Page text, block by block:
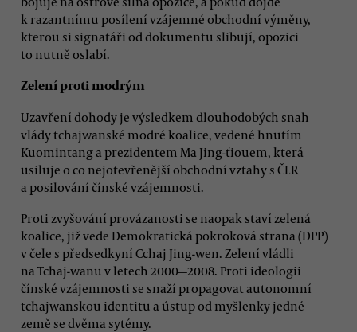
k razantnímu posílení vzájemné obchodní výměny,
kterou si signatáři od dokumentu slibují, opozici
to nutně oslabí.
Zelení proti modrým
Uzavření dohody je výsledkem dlouhodobých snah
vlády tchajwanské modré koalice, vedené hnutím
Kuomintang a prezidentem Ma Jing-ťiouem, která
usiluje o co nejotevřenější obchodní vztahy s ČLR
a posilování čínské vzájemnosti.
Proti zvyšování provázanosti se naopak staví zelená
koalice, již vede Demokratická pokroková strana (DPP)
v čele s předsedkyní Cchaj Jing-wen. Zelení vládli
na Tchaj-wanu v letech 2000—2008. Proti ideologii
čínské vzájemnosti se snaží propagovat autonomní
tchajwanskou identitu a ústup od myšlenky jedné
země se dvěma sytémy.